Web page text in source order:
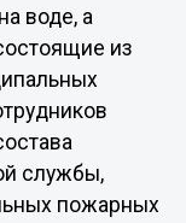
воде, а
из
службы,
пожарных